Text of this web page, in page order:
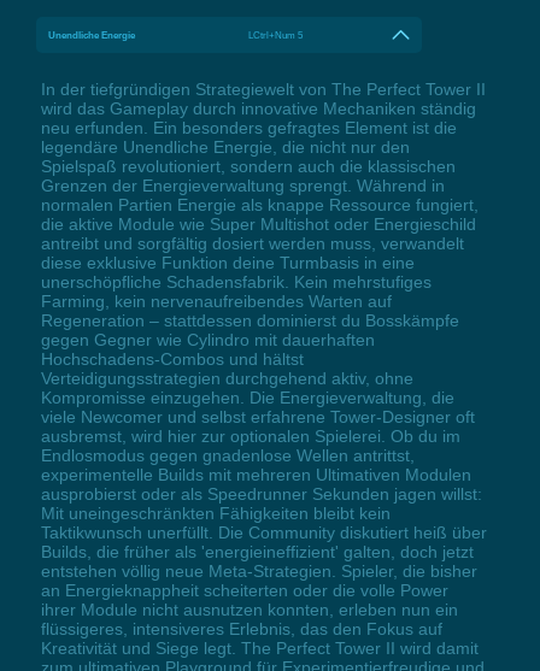
Unendliche Energie LCtrl+Num 5
In der tiefgründigen Strategiewelt von The Perfect Tower II
wird das Gameplay durch innovative Mechaniken ständig
neu erfunden. Ein besonders gefragtes Element ist die
legendäre Unendliche Energie, die nicht nur den
Spielspaß revolutioniert, sondern auch die klassischen
Grenzen der Energieverwaltung sprengt. Während in
normalen Partien Energie als knappe Ressource fungiert,
die aktive Module wie Super Multishot oder Energieschild
antreibt und sorgfältig dosiert werden muss, verwandelt
diese exklusive Funktion deine Turmbasis in eine
unerschöpfliche Schadensfabrik. Kein mehrstufiges
Farming, kein nervenaufreibendes Warten auf
Regeneration – stattdessen dominierst du Bosskämpfe
gegen Gegner wie Cylindro mit dauerhaften
Hochschadens-Combos und hältst
Verteidigungsstrategien durchgehend aktiv, ohne
Kompromisse einzugehen. Die Energieverwaltung, die
viele Newcomer und selbst erfahrene Tower-Designer oft
ausbremst, wird hier zur optionalen Spielerei. Ob du im
Endlosmodus gegen gnadenlose Wellen antrittst,
experimentelle Builds mit mehreren Ultimativen Modulen
ausprobierst oder als Speedrunner Sekunden jagen willst:
Mit uneingeschränkten Fähigkeiten bleibt kein
Taktikwunsch unerfüllt. Die Community diskutiert heiß über
Builds, die früher als 'energieineffizient' galten, doch jetzt
entstehen völlig neue Meta-Strategien. Spieler, die bisher
an Energieknappheit scheiterten oder die volle Power
ihrer Module nicht ausnutzen konnten, erleben nun ein
flüssigeres, intensiveres Erlebnis, das den Fokus auf
Kreativität und Siege legt. The Perfect Tower II wird damit